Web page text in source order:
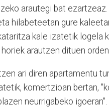
arautegi bat
hilabeteetan gure
kale izatetik logela
horiek arautzen dituen
ari diren apartamentu
komertzioan bertan,
neurrigabeko